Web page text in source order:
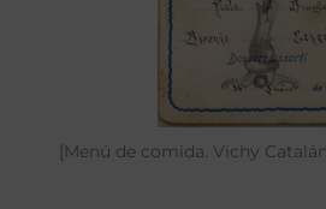
[Menú de comida. Vichy